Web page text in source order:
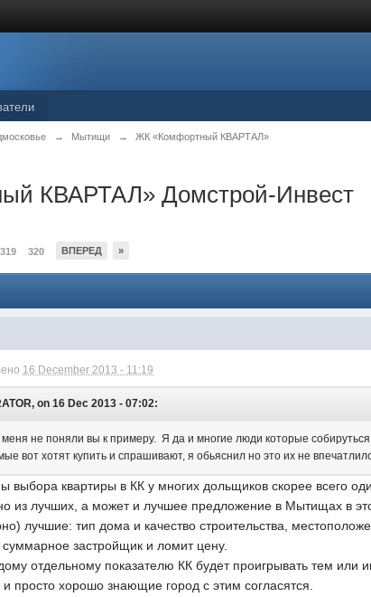
→ Мытищи → ЖК «Комфортный КВАРТАЛ»
КВАРТАЛ» Домстрой-Инвест
319 320 ВПЕРЕД »
16 December 2013 - 11:19
on 16 Dec 2013 - 07:02:
не поняли вы к примеру. Я да и многие люди которые
вот хотят купить и спрашивают, я обьяснил но это их не
выбора квартиры в КК у многих дольщиков скорее всего
из лучших, а может и лучшее предложение в Мытищах в
лучшие: тип дома и качество строительства,
суммарное застройщик и ломит цену.
отдельному показателю КК будет проигрывать тем
просто хорошо знающие город с этим согласятся.